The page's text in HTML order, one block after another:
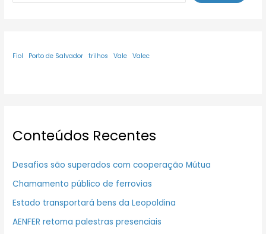
Fiol Porto de Salvador trilhos Vale Valec
Conteúdos Recentes
Desafios são superados com cooperação Mútua
Chamamento público de ferrovias
Estado transportará bens da Leopoldina
AENFER retoma palestras presenciais